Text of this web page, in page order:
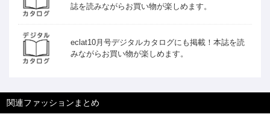
誌を読みながらお買い物が楽しめます。
eclat10月号デジタルカタログにも掲載！本誌を読
みながらお買い物が楽しめます。
関連ファッションまとめ